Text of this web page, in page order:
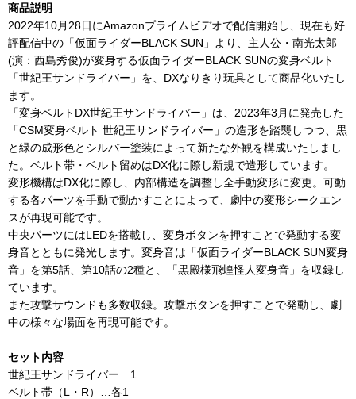
商品説明
2022年10月28日にAmazonプライムビデオで配信開始し、現在も好
評配信中の「仮面ライダーBLACK SUN」より、主人公・南光太郎
(演：西島秀俊)が変身する仮面ライダーBLACK SUNの変身ベルト
「世紀王サンドライバー」を、DXなりきり玩具として商品化いたし
ます。
「変身ベルトDX世紀王サンドライバー」は、2023年3月に発売した
「CSM変身ベルト 世紀王サンドライバー」の造形を踏襲しつつ、黒
と緑の成形色とシルバー塗装によって新たな外観を構成いたしまし
た。ベルト帯・ベルト留めはDX化に際し新規で造形しています。
変形機構はDX化に際し、内部構造を調整し全手動変形に変更。可動
する各パーツを手動で動かすことによって、劇中の変形シークエン
スが再現可能です。
中央パーツにはLEDを搭載し、変身ボタンを押すことで発動する変
身音とともに発光します。変身音は「仮面ライダーBLACK SUN変身
音」を第5話、第10話の2種と、「黒殿様飛蝗怪人変身音」を収録し
ています。
また攻撃サウンドも多数収録。攻撃ボタンを押すことで発動し、劇
中の様々な場面を再現可能です。
セット内容
世紀王サンドライバー…1
ベルト帯（L・R）…各1